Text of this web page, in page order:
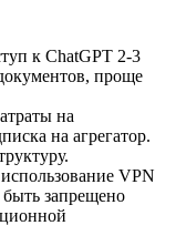
к ChatGPT 2-3
проще
на
на агрегатор.
VPN
запрещено